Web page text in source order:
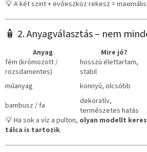
💡 A két szint + evőeszköz rekesz =
🧴 2. Anyagválasztás – nem
Anyag Mire jó?
fém (krómozott /
rozsdamentes)
hosszú élettartam,
stabil
műanyag
könnyű, olcsóbb
bambusz / fa
dekoratív,
természetes hatás
💡 Ha sok a víz a pulton, olyan modellt
tálca is tartozik.